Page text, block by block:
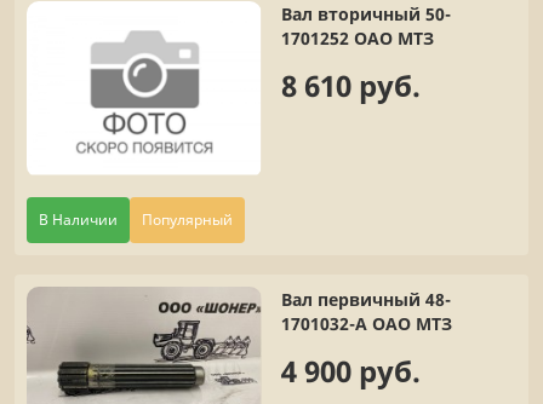
В Наличии Популярный
Вал вторичный 50-
1701252 ОАО МТЗ
8 610 руб.
Вал первичный 48-
1701032-А ОАО МТЗ
4 900 руб.